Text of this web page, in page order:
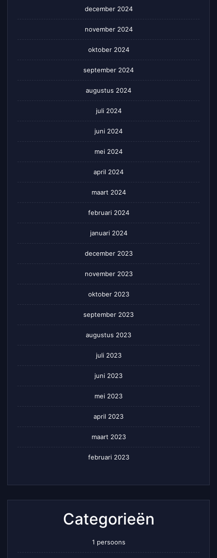
december 2024
november 2024
oktober 2024
september 2024
augustus 2024
juli 2024
juni 2024
mei 2024
april 2024
maart 2024
februari 2024
januari 2024
december 2023
november 2023
oktober 2023
september 2023
augustus 2023
juli 2023
juni 2023
mei 2023
april 2023
maart 2023
februari 2023
Categorieën
1 persoons